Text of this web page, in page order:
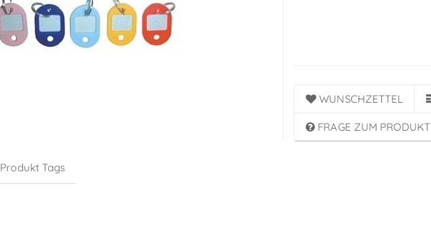
WUNSCHZETTEL
FRAGE ZUM PRODUKT
Produkt Tags